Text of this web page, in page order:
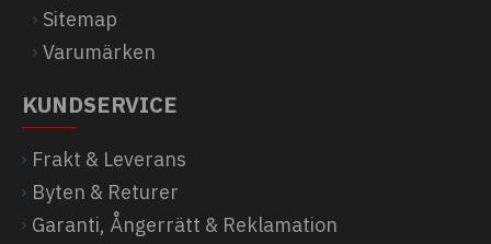
Sitemap
Varumärken
KUNDSERVICE
Frakt & Leverans
Byten & Returer
Garanti, Ångerrätt & Reklamation